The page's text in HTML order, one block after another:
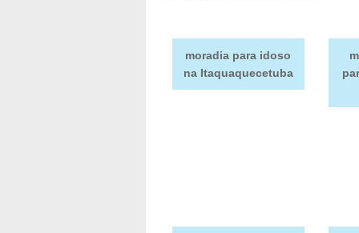
moradia para idoso
na Itaquaquecetuba